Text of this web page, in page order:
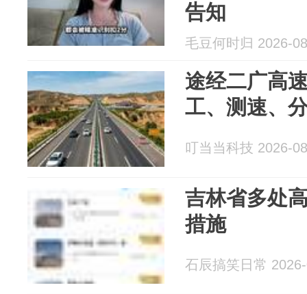
告知
毛豆何时归 2026-
途经二广高
工、测速、
叮当当科技 2026-
吉林省多处
措施
石辰搞笑日常